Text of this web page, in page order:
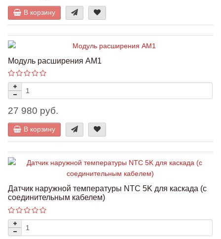
В корзину
Модуль расширения AM1
27 980 руб.
В корзину
Датчик наружной температуры NTC 5K для каскада (с
соединительным кабелем)